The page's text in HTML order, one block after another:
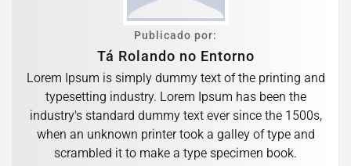
Publicado por:
Tá Rolando no Entorno
Lorem Ipsum is simply dummy text of the printing and
typesetting industry. Lorem Ipsum has been the
industry's standard dummy text ever since the 1500s,
when an unknown printer took a galley of type and
scrambled it to make a type specimen book.